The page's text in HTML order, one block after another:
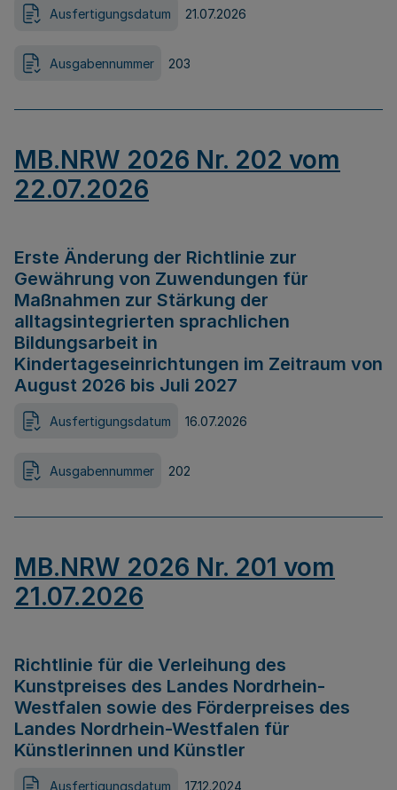
Ausfertigungsdatum 21.07.2026
Ausgabennummer 203
MB.NRW 2026 Nr. 202 vom
22.07.2026
Erste Änderung der Richtlinie zur
Gewährung von Zuwendungen für
Maßnahmen zur Stärkung der
alltagsintegrierten sprachlichen
Bildungsarbeit in
Kindertageseinrichtungen im Zeitraum von
August 2026 bis Juli 2027
Ausfertigungsdatum 16.07.2026
Ausgabennummer 202
MB.NRW 2026 Nr. 201 vom
21.07.2026
Richtlinie für die Verleihung des
Kunstpreises des Landes Nordrhein-
Westfalen sowie des Förderpreises des
Landes Nordrhein-Westfalen für
Künstlerinnen und Künstler
Ausfertigungsdatum 17.12.2024